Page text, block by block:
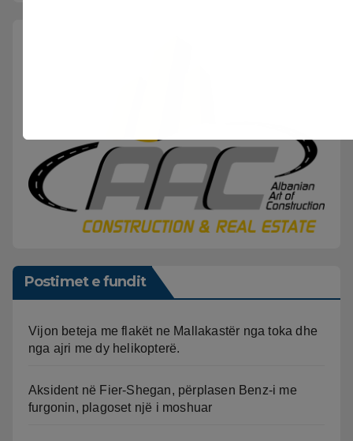
Postimet e fundit
Vijon beteja me flakët ne Mallakastër nga toka dhe
nga ajri me dy helikopterë.
Aksident në Fier-Shegan, përplasen Benz-i me
furgonin, plagoset një i moshuar